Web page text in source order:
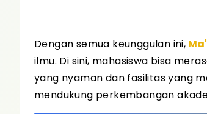
Dengan semua keunggulan ini,
ilmu. Di sini, mahasiswa bisa
yang nyaman dan fasilitas yang
mendukung perkembangan